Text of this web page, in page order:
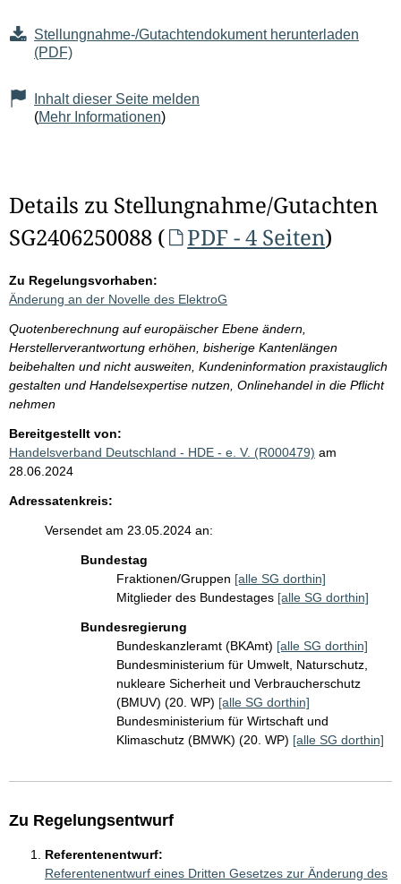
Stellungnahme-/Gutachtendokument herunterladen
(PDF)
Inhalt dieser Seite melden
(Mehr Informationen)
Details zu Stellungnahme/Gutachten
SG2406250088 (
PDF - 4 Seiten)
Zu Regelungsvorhaben:
Änderung an der Novelle des ElektroG
Quotenberechnung auf europäischer Ebene ändern,
Herstellerverantwortung erhöhen, bisherige Kantenlängen
beibehalten und nicht ausweiten, Kundeninformation praxistauglich
gestalten und Handelsexpertise nutzen, Onlinehandel in die Pflicht
nehmen
Bereitgestellt von:
Handelsverband Deutschland - HDE - e. V. (R000479) am
28.06.2024
Adressatenkreis:
Versendet am 23.05.2024 an:
Bundestag
Fraktionen/Gruppen [alle SG dorthin]
Mitglieder des Bundestages [alle SG dorthin]
Bundesregierung
Bundeskanzleramt (BKAmt) [alle SG dorthin]
Bundesministerium für Umwelt, Naturschutz,
nukleare Sicherheit und Verbraucherschutz
(BMUV) (20. WP) [alle SG dorthin]
Bundesministerium für Wirtschaft und
Klimaschutz (BMWK) (20. WP) [alle SG dorthin]
Zu Regelungsentwurf
Referentenentwurf:
Referentenentwurf eines Dritten Gesetzes zur Änderung des